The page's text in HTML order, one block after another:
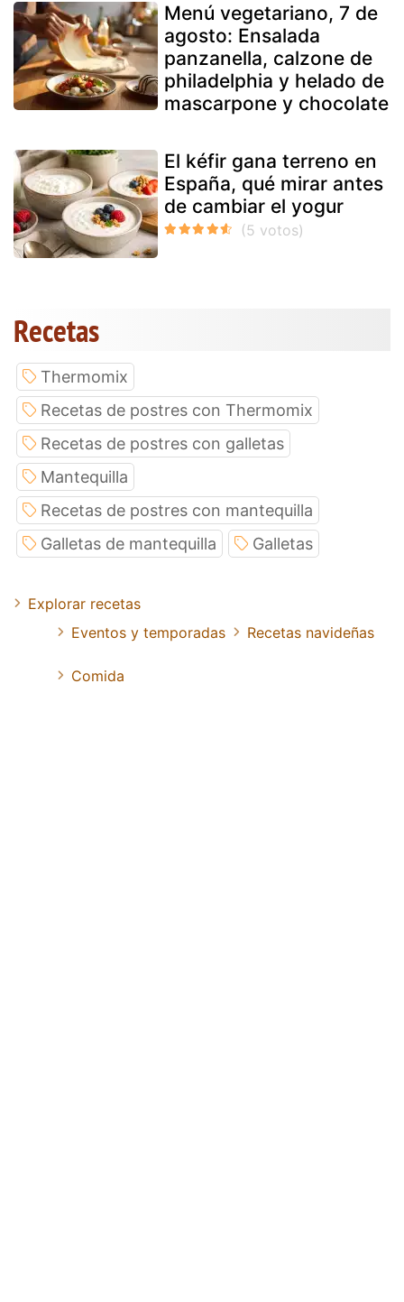
Menú vegetariano, 7 de
agosto: Ensalada
panzanella, calzone de
philadelphia y helado de
mascarpone y chocolate
El kéfir gana terreno en
España, qué mirar antes
de cambiar el yogur
Recetas
Thermomix
Recetas de postres con Thermomix
Recetas de postres con galletas
Mantequilla
Recetas de postres con mantequilla
Galletas de mantequilla
Galletas
Explorar recetas
Eventos y temporadas
Recetas navideñas
Comida